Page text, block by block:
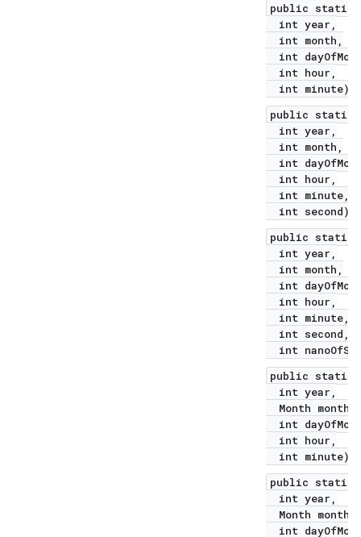
public static
int year,
int month,
int
int hour,
int minute)
public static
int year,
int month,
int
int hour,
int minute,
int second)
public static
int year,
int month,
int
int hour,
int minute,
int second,
int
public static
int year,
Month month,
int
int hour,
int minute)
public static
int year,
Month month,
int